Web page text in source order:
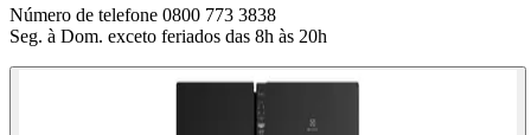
Número de telefone 0800 773 3838
Seg. à Dom. exceto feriados das 8h às 20h